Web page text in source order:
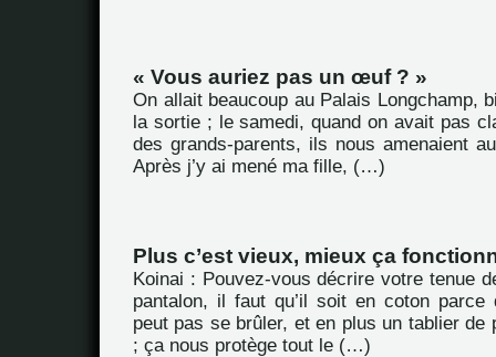
« Vous auriez pas un œuf ? »
On allait beaucoup au Palais Longchamp,
la sortie ; le samedi, quand on avait pas
des grands-parents, ils nous amenaient
Après j’y ai mené ma fille, (…)
Plus c’est vieux, mieux ça
Koinai : Pouvez-vous décrire votre tenue
pantalon, il faut qu’il soit en coton parce
peut pas se brûler, et en plus un tablier de
; ça nous protège tout le (…)